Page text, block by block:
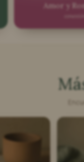
Amor y